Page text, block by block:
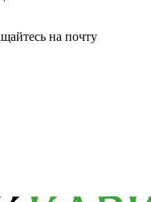
на почту